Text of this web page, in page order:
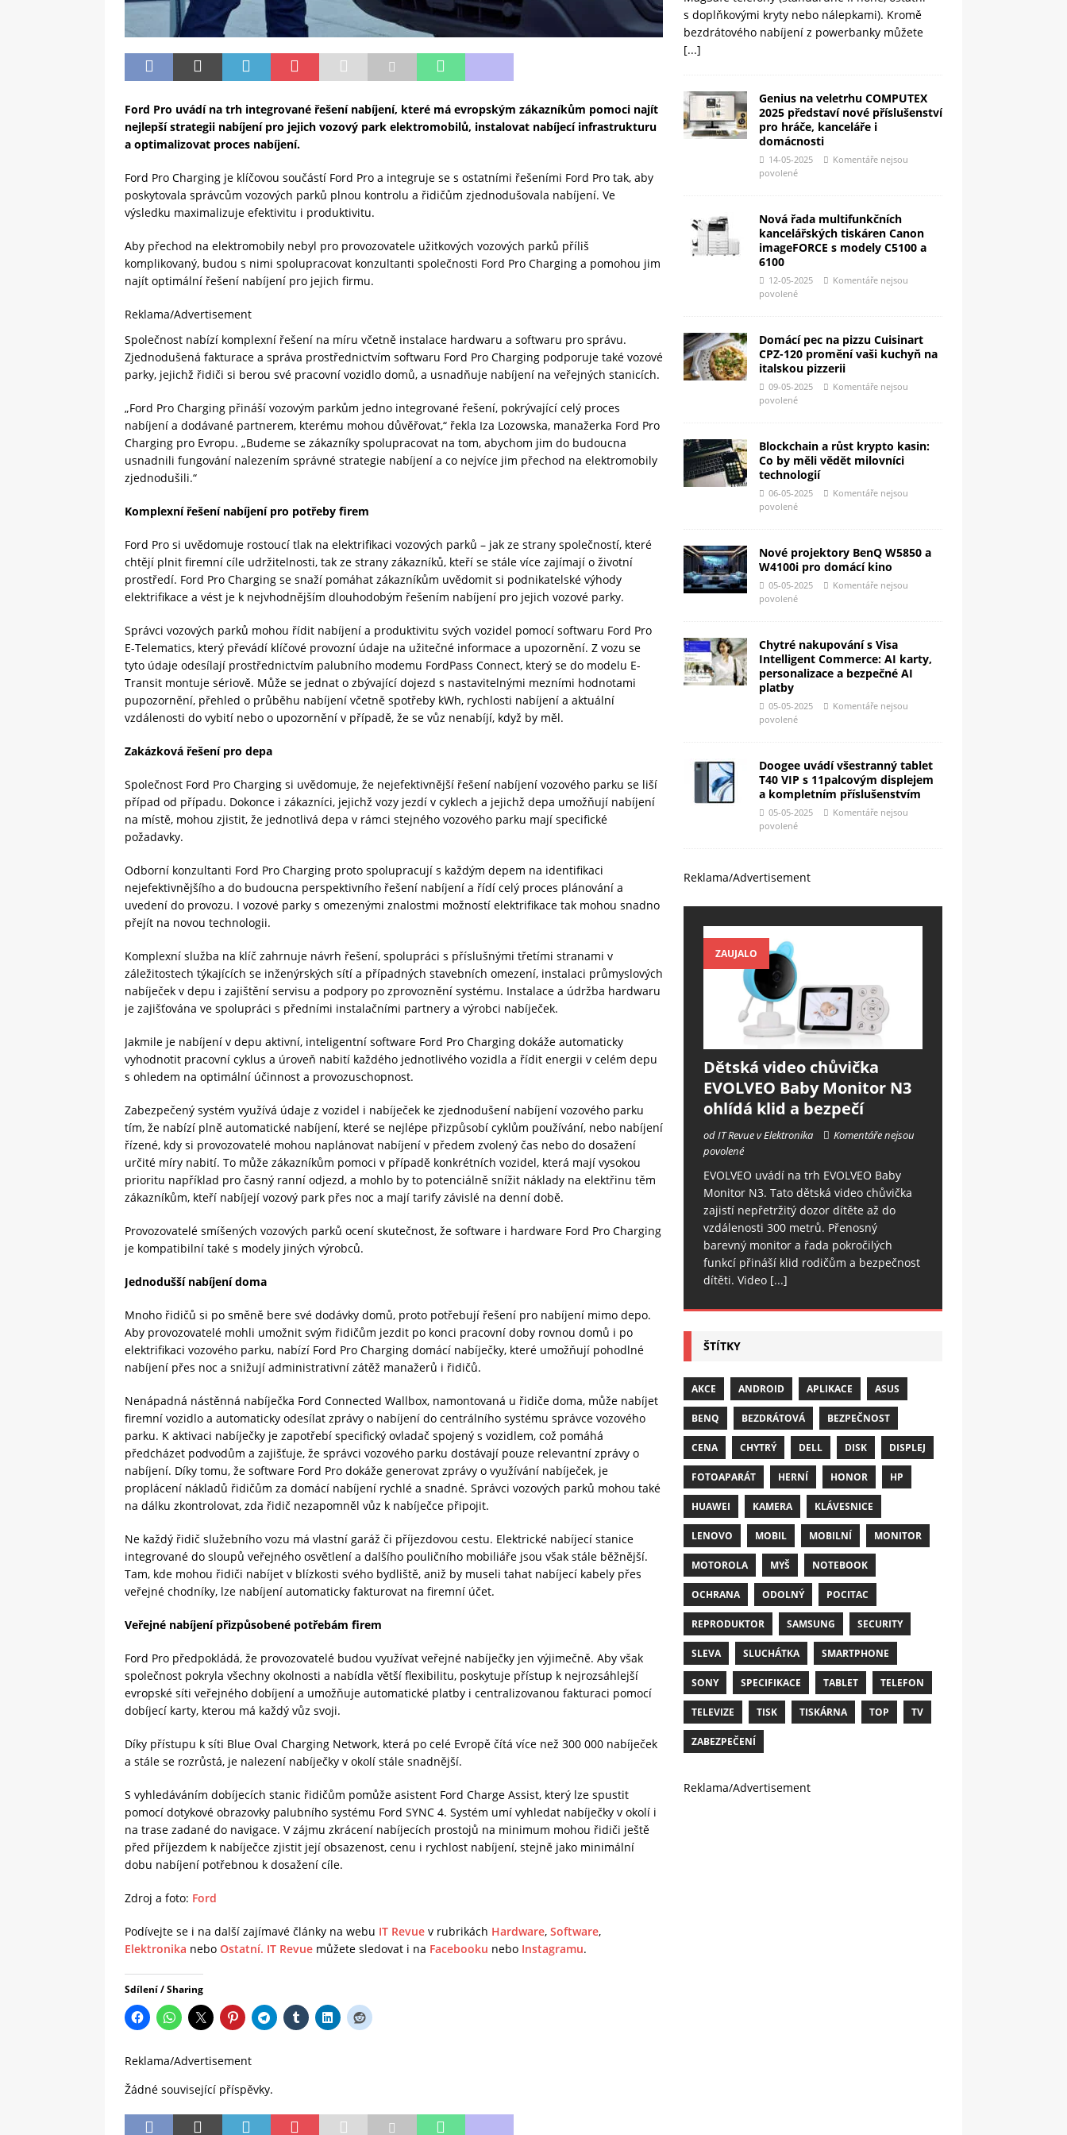
Ford Pro uvádí na trh integrované řešení nabíjení, které má evropským zákazníkům pomoci najít
nejlepší strategii nabíjení pro jejich vozový park elektromobilů, instalovat nabíjecí infrastrukturu
a optimalizovat proces nabíjení.
Ford Pro Charging je klíčovou součástí Ford Pro a integruje se s ostatními řešeními Ford Pro tak, aby
poskytovala správcům vozových parků plnou kontrolu a řidičům zjednodušovala nabíjení. Ve
výsledku maximalizuje efektivitu i produktivitu.
Aby přechod na elektromobily nebyl pro provozovatele užitkových vozových parků příliš
komplikovaný, budou s nimi spolupracovat konzultanti společnosti Ford Pro Charging a pomohou jim
najít optimální řešení nabíjení pro jejich firmu.
Reklama/Advertisement
Společnost nabízí komplexní řešení na míru včetně instalace hardwaru a softwaru pro správu.
Zjednodušená fakturace a správa prostřednictvím softwaru Ford Pro Charging podporuje také vozové
parky, jejichž řidiči si berou své pracovní vozidlo domů, a usnadňuje nabíjení na veřejných stanicích.
„Ford Pro Charging přináší vozovým parkům jedno integrované řešení, pokrývající celý proces
nabíjení a dodávané partnerem, kterému mohou důvěřovat,“ řekla Iza Lozowska, manažerka Ford Pro
Charging pro Evropu. „Budeme se zákazníky spolupracovat na tom, abychom jim do budoucna
usnadnili fungování nalezením správné strategie nabíjení a co nejvíce jim přechod na elektromobily
zjednodušili.“
Komplexní řešení nabíjení pro potřeby firem
Ford Pro si uvědomuje rostoucí tlak na elektrifikaci vozových parků – jak ze strany společností, které
chtějí plnit firemní cíle udržitelnosti, tak ze strany zákazníků, kteří se stále více zajímají o životní
prostředí. Ford Pro Charging se snaží pomáhat zákazníkům uvědomit si podnikatelské výhody
elektrifikace a vést je k nejvhodnějším dlouhodobým řešením nabíjení pro jejich vozové parky.
Správci vozových parků mohou řídit nabíjení a produktivitu svých vozidel pomocí softwaru Ford Pro
E-Telematics, který převádí klíčové provozní údaje na užitečné informace a upozornění. Z vozu se
tyto údaje odesílají prostřednictvím palubního modemu FordPass Connect, který se do modelu E-
Transit montuje sériově. Může se jednat o zbývající dojezd s nastavitelnými mezními hodnotami
pupozornění, přehled o průběhu nabíjení včetně spotřeby kWh, rychlosti nabíjení a aktuální
vzdálenosti do vybití nebo o upozornění v případě, že se vůz nenabíjí, když by měl.
Zakázková řešení pro depa
Společnost Ford Pro Charging si uvědomuje, že nejefektivnější řešení nabíjení vozového parku se liší
případ od případu. Dokonce i zákazníci, jejichž vozy jezdí v cyklech a jejichž depa umožňují nabíjení
na místě, mohou zjistit, že jednotlivá depa v rámci stejného vozového parku mají specifické
požadavky.
Odborní konzultanti Ford Pro Charging proto spolupracují s každým depem na identifikaci
nejefektivnějšího a do budoucna perspektivního řešení nabíjení a řídí celý proces plánování a
uvedení do provozu. I vozové parky s omezenými znalostmi možností elektrifikace tak mohou snadno
přejít na novou technologii.
Komplexní služba na klíč zahrnuje návrh řešení, spolupráci s příslušnými třetími stranami v
záležitostech týkajících se inženýrských sítí a případných stavebních omezení, instalaci průmyslových
nabíječek v depu i zajištění servisu a podpory po zprovoznění systému. Instalace a údržba hardwaru
je zajišťována ve spolupráci s předními instalačními partnery a výrobci nabíječek.
Jakmile je nabíjení v depu aktivní, inteligentní software Ford Pro Charging dokáže automaticky
vyhodnotit pracovní cyklus a úroveň nabití každého jednotlivého vozidla a řídit energii v celém depu
s ohledem na optimální účinnost a provozuschopnost.
Zabezpečený systém využívá údaje z vozidel i nabíječek ke zjednodušení nabíjení vozového parku
tím, že nabízí plně automatické nabíjení, které se nejlépe přizpůsobí cyklům používání, nebo nabíjení
řízené, kdy si provozovatelé mohou naplánovat nabíjení v předem zvolený čas nebo do dosažení
určité míry nabití. To může zákazníkům pomoci v případě konkrétních vozidel, která mají vysokou
prioritu například pro časný ranní odjezd, a mohlo by to potenciálně snížit náklady na elektřinu těm
zákazníkům, kteří nabíjejí vozový park přes noc a mají tarify závislé na denní době.
Provozovatelé smíšených vozových parků ocení skutečnost, že software i hardware Ford Pro Charging
je kompatibilní také s modely jiných výrobců.
Jednodušší nabíjení doma
Mnoho řidičů si po směně bere své dodávky domů, proto potřebují řešení pro nabíjení mimo depo.
Aby provozovatelé mohli umožnit svým řidičům jezdit po konci pracovní doby rovnou domů i po
elektrifikaci vozového parku, nabízí Ford Pro Charging domácí nabíječky, které umožňují pohodlné
nabíjení přes noc a snižují administrativní zátěž manažerů i řidičů.
Nenápadná nástěnná nabíječka Ford Connected Wallbox, namontovaná u řidiče doma, může nabíjet
firemní vozidlo a automaticky odesílat zprávy o nabíjení do centrálního systému správce vozového
parku. K aktivaci nabíječky je zapotřebí specifický ovladač spojený s vozidlem, což pomáhá
předcházet podvodům a zajišťuje, že správci vozového parku dostávají pouze relevantní zprávy o
nabíjení. Díky tomu, že software Ford Pro dokáže generovat zprávy o využívání nabíječek, je
proplácení nákladů řidičům za domácí nabíjení rychlé a snadné. Správci vozových parků mohou také
na dálku zkontrolovat, zda řidič nezapomněl vůz k nabíječce připojit.
Ne každý řidič služebního vozu má vlastní garáž či příjezdovou cestu. Elektrické nabíjecí stanice
integrované do sloupů veřejného osvětlení a dalšího pouličního mobiliáře jsou však stále běžnější.
Tam, kde mohou řidiči nabíjet v blízkosti svého bydliště, aniž by museli tahat nabíjecí kabely přes
veřejné chodníky, lze nabíjení automaticky fakturovat na firemní účet.
Veřejné nabíjení přizpůsobené potřebám firem
Ford Pro předpokládá, že provozovatelé budou využívat veřejné nabíječky jen výjimečně. Aby však
společnost pokryla všechny okolnosti a nabídla větší flexibilitu, poskytuje přístup k nejrozsáhlejší
evropské síti veřejného dobíjení a umožňuje automatické platby i centralizovanou fakturaci pomocí
dobíjecí karty, kterou má každý vůz svoji.
Díky přístupu k síti Blue Oval Charging Network, která po celé Evropě čítá více než 300 000 nabíječek
a stále se rozrůstá, je nalezení nabíječky v okolí stále snadnější.
S vyhledáváním dobíjecích stanic řidičům pomůže asistent Ford Charge Assist, který lze spustit
pomocí dotykové obrazovky palubního systému Ford SYNC 4. Systém umí vyhledat nabíječky v okolí i
na trase zadané do navigace. V zájmu zkrácení nabíjecích prostojů na minimum mohou řidiči ještě
před příjezdem k nabíječce zjistit její obsazenost, cenu i rychlost nabíjení, stejně jako minimální
dobu nabíjení potřebnou k dosažení cíle.
Zdroj a foto: Ford
Podívejte se i na další zajímavé články na webu IT Revue v rubrikách Hardware, Software,
Elektronika nebo Ostatní. IT Revue můžete sledovat i na Facebooku nebo Instagramu.
Sdílení / Sharing
Reklama/Advertisement
Žádné související příspěvky.
s doplňkovými kryty nebo nálepkami). Kromě
bezdrátového nabíjení z powerbanky můžete
[...]
Genius na veletrhu COMPUTEX
2025 představí nové příslušenství
pro hráče, kanceláře i
domácnosti
14-05-2025
Komentáře nejsou
povolené
Nová řada multifunkčních
kancelářských tiskáren Canon
imageFORCE s modely C5100 a
6100
12-05-2025
Komentáře nejsou
povolené
Domácí pec na pizzu Cuisinart
CPZ-120 promění vaši kuchyň na
italskou pizzerii
09-05-2025
Komentáře nejsou
povolené
Blockchain a růst krypto kasin:
Co by měli vědět milovníci
technologií
06-05-2025
Komentáře nejsou
povolené
Nové projektory BenQ W5850 a
W4100i pro domácí kino
05-05-2025
Komentáře nejsou
povolené
Chytré nakupování s Visa
Intelligent Commerce: AI karty,
personalizace a bezpečné AI
platby
05-05-2025
Komentáře nejsou
povolené
Doogee uvádí všestranný tablet
T40 VIP s 11palcovým displejem
a kompletním příslušenstvím
05-05-2025
Komentáře nejsou
povolené
Reklama/Advertisement
ZAUJALO
Dětská video chůvička
EVOLVEO Baby Monitor N3
ohlídá klid a bezpečí
od IT Revue v Elektronika
Komentáře nejsou
povolené
EVOLVEO uvádí na trh EVOLVEO Baby
Monitor N3. Tato dětská video chůvička
zajistí nepřetržitý dozor dítěte až do
vzdálenosti 300 metrů. Přenosný
barevný monitor a řada pokročilých
funkcí přináší klid rodičům a bezpečnost
dítěti. Video [...]
ŠTÍTKY
AKCE ANDROID APLIKACE ASUS
BENQ BEZDRÁTOVÁ BEZPEČNOST
CENA CHYTRÝ DELL DISK DISPLEJ
FOTOAPARÁT HERNÍ HONOR HP
HUAWEI KAMERA KLÁVESNICE
LENOVO MOBIL MOBILNÍ MONITOR
MOTOROLA MYŠ NOTEBOOK
OCHRANA ODOLNÝ POCITAC
REPRODUKTOR SAMSUNG SECURITY
SLEVA SLUCHÁTKA SMARTPHONE
SONY SPECIFIKACE TABLET TELEFON
TELEVIZE TISK TISKÁRNA TOP TV
ZABEZPEČENÍ
Reklama/Advertisement